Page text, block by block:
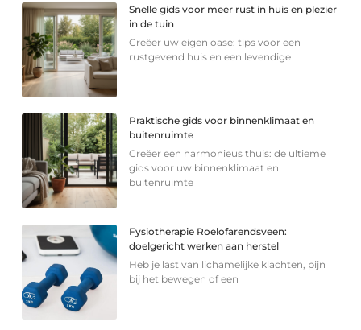
Snelle gids voor meer rust in huis en plezier
in de tuin
Creëer uw eigen oase: tips voor een
rustgevend huis en een levendige
Praktische gids voor binnenklimaat en
buitenruimte
Creëer een harmonieus thuis: de ultieme
gids voor uw binnenklimaat en
buitenruimte
Fysiotherapie Roelofarendsveen:
doelgericht werken aan herstel
Heb je last van lichamelijke klachten, pijn
bij het bewegen of een